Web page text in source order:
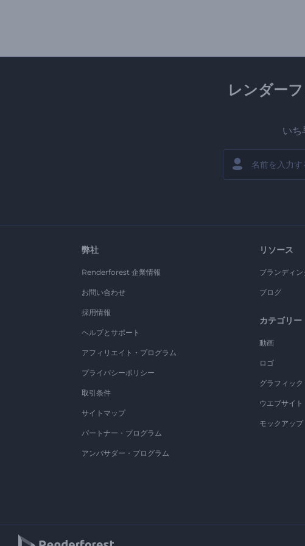
レンダー
いち
弊社
Renderforest 企業情報
お問い合わせ
採用情報
ヘルプとサポート
アフィリエイト・プログラム
プライバシーポリシー
取引条件
サイトマップ
パートナー・プログラム
アンバサダー・プログラム
リソース
ブランディ
ブログ
カテゴリー
動画
ロゴ
グラフィッ
ウエブサイト
モックアップ